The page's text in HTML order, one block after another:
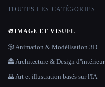
TOUTES LES CATÉGORIES
🎨IMAGE ET VISUEL
🎲 Animation & Modélisation 3D
🏯 Architecture & Design d''intérieur
🌄 Art et illustration basés sur l'IA